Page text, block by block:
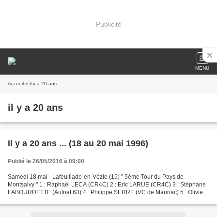
Publicité
MENU
Accueil » il y a 20 ans
il y a 20 ans
Il y a 20 ans ... (18 au 20 mai 1996)
Publié le 26/05/2016 à 09:00
Samedi 18 mai - Lafeuillade-en-Vézie (15) " 5ème Tour du Pays de
Montsalvy " 1 : Raphaël LECA (CR4C) 2 : Eric LARUE (CR4C) 3 : Stéphane
LABOURDETTE (Aulnat 63) 4 : Philippe SERRE (VC de Mauriac) 5 : Olivier